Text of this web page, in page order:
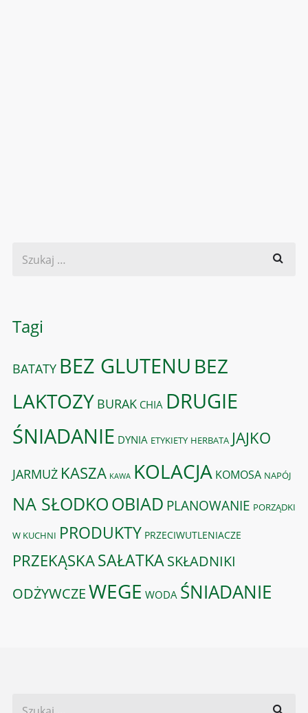
Tagi
BATATY BEZ GLUTENU BEZ
LAKTOZY BURAK CHIA DRUGIE
ŚNIADANIE DYNIA ETYKIETY HERBATA JAJKO
JARMUŻ KASZA KAWA KOLACJA KOMOSA NAPÓJ
NA SŁODKOOBIAD PLANOWANIE PORZĄDKI
W KUCHNI PRODUKTY PRZECIWUTLENIACZE
PRZEKĄSKASAŁATKASKŁADNIKI
ODŻYWCZEWEGE WODA ŚNIADANIE